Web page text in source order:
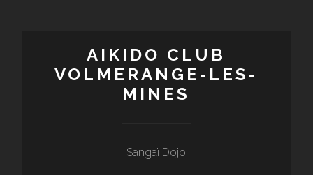
AIKIDO CLUB
VOLMERANGE-LES-
MINES
Sangaï Dojo